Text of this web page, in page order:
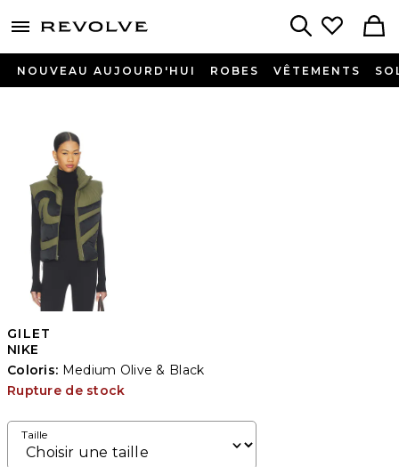
menu - shows more content
NOUVEAU AUJOURD'HUI ROBES VÊTEMENTS
GILET
NIKE
Coloris: Medium Olive & Black
Rupture de stock
Taille